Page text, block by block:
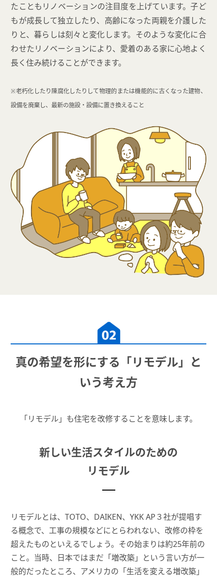
たこともリノベーションの注目度を上げています。子ど
もが成長して独立したり、高齢になった両親を介護した
りと、暮らしは刻々と変化します。そのような変化に合
わせたリノベーションにより、愛着のある家に心地よく
長く住み続けることができます。
※老朽化したり陳腐化したりして物理的または機能的に古くなった建物、
設備を廃棄し、最新の施設・設備に置き換えること
真の希望を形にする「リモデル」と
いう考え方
「リモデル」も住宅を改修することを意味します。
新しい生活スタイルのための
リモデル
リモデルとは、TOTO、DAIKEN、YKK AP３社が提唱す
る概念で、工事の規模などにとらわれない、改修の枠を
超えたものといえるでしょう。その始まりは約25年前の
こと。当時、日本ではまだ「増改築」という言い方が一
般的だったところ、アメリカの「生活を変える増改築」